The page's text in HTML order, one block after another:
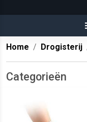
Home Drogisterij
Categorieën